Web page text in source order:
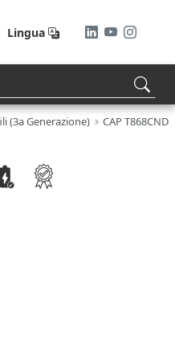
Lingua
(3a Generazione) CAP T868CND